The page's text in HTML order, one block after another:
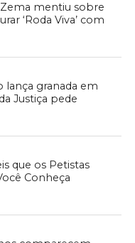
mentiu sobre
‘Roda Viva’ com
lança granada em
Justiça pede
que os Petistas
Conheça